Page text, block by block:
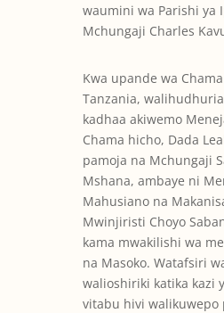
waumini wa Parishi ya
Mchungaji Charles
Kwa upande wa
Tanzania,
kadhaa akiwemo
Chama hicho, Dada
pamoja na Mchungaji
Mshana, ambaye ni
Mahusiano na
Mwinjiristi Choyo
kama mwakilishi wa
na Masoko. Watafsiri
walioshiriki katika kazi
vitabu hivi walikuwepo